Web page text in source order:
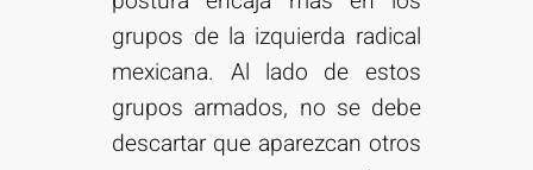
grupos de la izquierda radical
mexicana. Al lado de estos
grupos armados, no se debe
descartar que aparezcan otros